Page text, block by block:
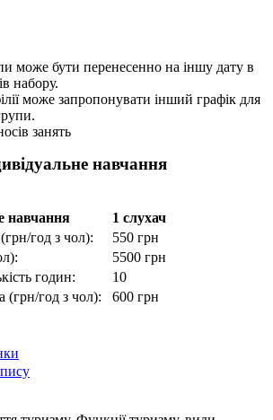
може бути перенесенно на іншу дату в
набору.
може запропонувати інший графік для
занять
навчання
навчання
1 слухач
год з чол):
550 грн
5500 грн
годин:
10
(грн/год з чол):
600 грн